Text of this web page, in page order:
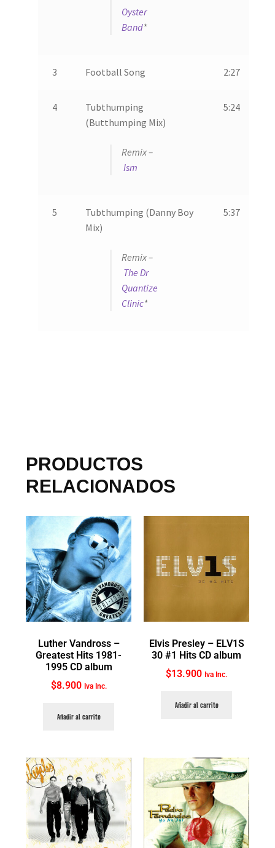
Oyster
Band*
3 Football Song 2:27
4
Tubthumping
(Butthumping Mix)
Remix –
Ism
5:24
5
Tubthumping (Danny Boy
Mix)
Remix –
The Dr
Quantize
Clinic*
5:37
PRODUCTOS
RELACIONADOS
Luther Vandross ‎–
Greatest Hits 1981-
1995 CD album
$8.900 Iva Inc.
Añadir al carrito
Elvis Presley ‎– ELV1S
30 #1 Hits CD album
$13.900 Iva Inc.
Añadir al carrito